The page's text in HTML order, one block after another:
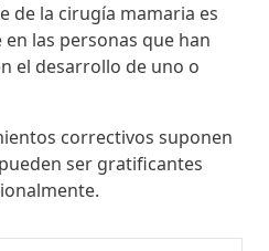
de la cirugía mamaria es
las personas que han
el desarrollo de uno o
correctivos suponen
ser gratificantes